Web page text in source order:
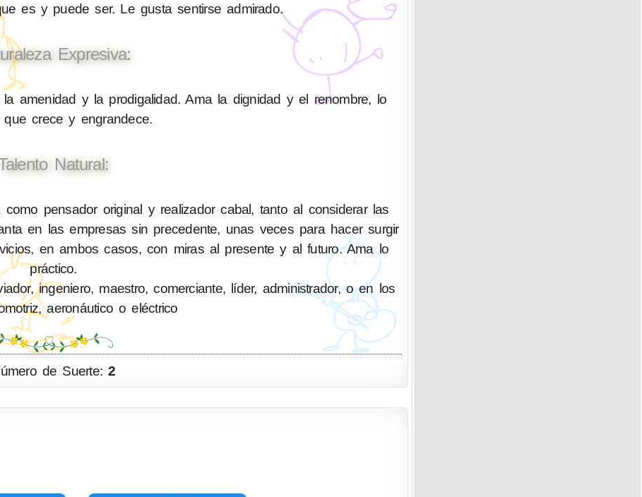
es y puede ser. Le gusta sentirse admirado.
Expresiva:
amenidad y la prodigalidad. Ama la dignidad y el renombre, lo
que crece y engrandece.
Natural:
pensador original y realizador cabal, tanto al considerar las
en las empresas sin precedente, unas veces para hacer surgir
en ambos casos, con miras al presente y al futuro. Ama lo
práctico.
ingeniero, maestro, comerciante, líder, administrador, o en los
aeronáutico o eléctrico
de Suerte:2